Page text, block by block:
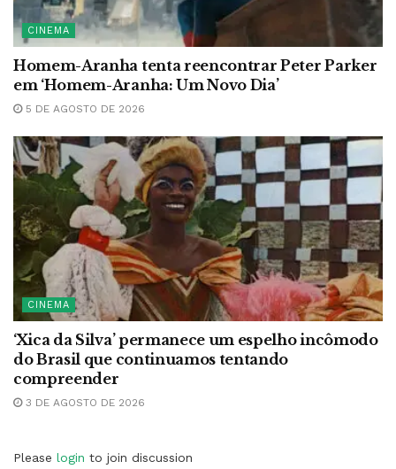
CINEMA
Homem-Aranha tenta reencontrar Peter Parker
em ‘Homem-Aranha: Um Novo Dia’
5 DE AGOSTO DE 2026
CINEMA
‘Xica da Silva’ permanece um espelho incômodo
do Brasil que continuamos tentando
compreender
3 DE AGOSTO DE 2026
Please login to join discussion